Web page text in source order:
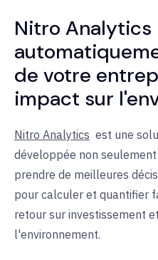
Nitro Analytics
de votre
impact sur
Nitro Analytics est une
développée non
prendre de meilleures
pour calculer et quantifier
retour sur investissement
l'environnement.